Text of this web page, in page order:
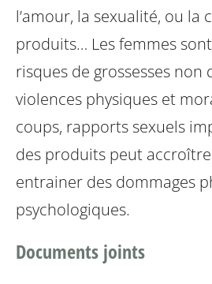
l’amour, la sexualité, ou la
produits… Les femmes
risques de grossesses non
violences physiques et
coups, rapports sexuels
des produits peut
entrainer des dommages
psychologiques.
Documents joints